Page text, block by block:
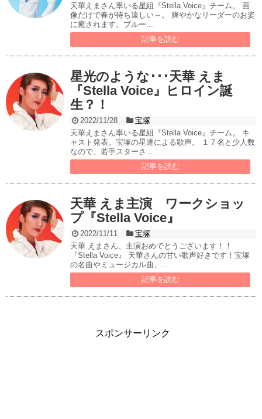
天華えまさん率いる星組『Stella Voice』チーム。 画
像だけで春が待ち遠しい～。 爽やかなリーダーのお姿
に癒されます。ブルー...
記事を読む
星光のような･･･天華 えま
『Stella Voice』ヒロイン誕
生？！
2022/11/28
宝塚
天華えまさん率いる星組『Stella Voice』チーム。 キ
ャスト発表。宝塚の星達による歌声。 １７名と少人数
なので、若手スターさ...
記事を読む
天華 えま主演 ワークショッ
プ『Stella Voice』
2022/11/11
宝塚
天華 えまさん、主演おめでとうございます！！
『Stella Voice』 天華さんの甘い歌声好きです！宝塚
の名曲やミュージカル曲、...
記事を読む
スポンサーリンク